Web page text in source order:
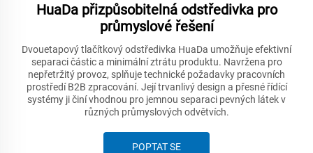
HuaDa přizpůsobitelná odstředivka pro
průmyslové řešení
Dvouetapový tlačítkový odstředivka HuaDa umožňuje efektivní
separaci částic a minimální ztrátu produktu. Navržena pro
nepřetržitý provoz, splňuje technické požadavky pracovních
prostředí B2B zpracování. Její trvanlivý design a přesné řídící
systémy ji činí vhodnou pro jemnou separaci pevných látek v
různých průmyslových odvětvích.
POPTAT SE